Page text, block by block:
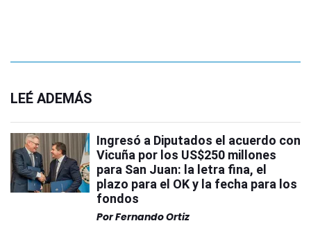
LEÉ ADEMÁS
Ingresó a Diputados el acuerdo con
Vicuña por los US$250 millones
para San Juan: la letra fina, el
plazo para el OK y la fecha para los
fondos
PorFernando Ortiz